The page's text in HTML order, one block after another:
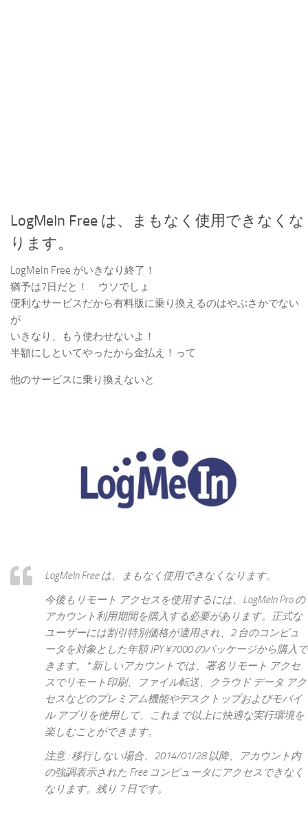
LogMeIn Free は、まもなく使用できなくな
ります。
LogMeIn Free がいきなり終了！
猶予は7日だと！ ウソでしょ
便利なサービスだから有料版に乗り換えるのはやぶさかでない
が
いきなり、もう使わせないよ！
半額にしといてやったから金払え！って
他のサービスに乗り換えないと
LogMeIn Free は、まもなく使用できなくなります。
今後もリモート アクセスを使用するには、LogMeIn Pro の
アカウント利用期間を購入する必要があります。正式な
ユーザーには割引特別価格が適用され、2 台のコンピュ
ータを対象とした年額 JPY ¥7000 のパッケージから購入で
きます。* 新しいアカウントでは、署名リモート アクセ
スでリモート印刷、ファイル転送、クラウド データ アク
セスなどのプレミアム機能やデスクトップおよびモバイ
ル アプリを使用して、これまで以上に快適な実行環境を
楽しむことができます。
注意 : 移行しない場合、2014/01/28 以降、アカウント内
の強調表示された Free コンピュータにアクセスできなく
なります。残り 7 日です。